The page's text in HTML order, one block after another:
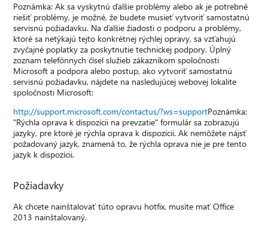
Poznámka: Ak sa vyskytnú ďalšie problémy alebo ak je potrebné
riešiť problémy, je možné, že budete musieť vytvoriť samostatnú
servisnú požiadavku. Na ďalšie žiadosti o podporu a problémy,
ktoré sa netýkajú tejto konkrétnej rýchlej opravy, sa vzťahujú
zvyčajné poplatky za poskytnutie technickej podpory. Úplný
zoznam telefónnych čísel služieb zákazníkom spoločnosti
Microsoft a podpora alebo postup, ako vytvoriť samostatnú
servisnú požiadavku, nájdete na nasledujúcej webovej lokalite
spoločnosti Microsoft:
http://support.microsoft.com/contactus/?ws=supportPoznámka:
"Rýchla oprava k dispozícii na prevzatie" formulár sa zobrazujú
jazyky, pre ktoré je rýchla oprava k dispozícii. Ak nemôžete nájsť
požadovaný jazyk, znamená to, že rýchla oprava nie je pre tento
jazyk k dispozícii.
Požiadavky
Ak chcete nainštalovať túto opravu hotfix, musíte mať Office
2013 nainštalovaný.